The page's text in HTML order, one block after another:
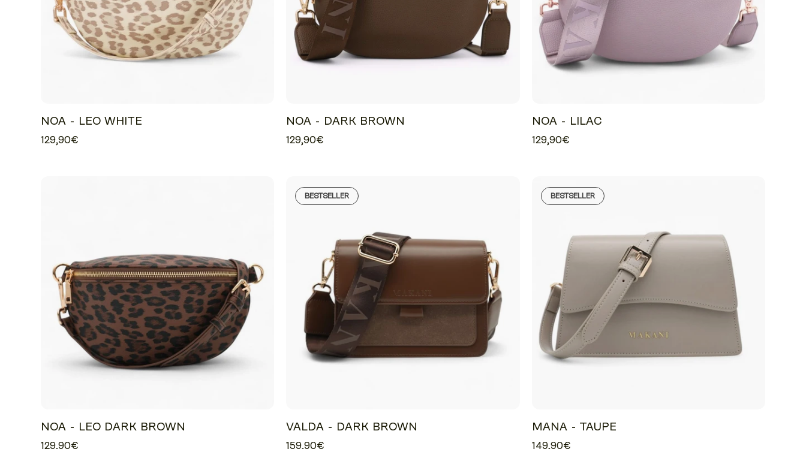
NOA - LEO WHITE
129,90€
NOA - DARK BROWN
129,90€
NOA - LILAC
129,90€
NOA - LEO DARK BROWN
129,90€
BESTSELLER
VALDA - DARK BROWN
159,90€
BESTSELLER
MANA - TAUPE
149,90€